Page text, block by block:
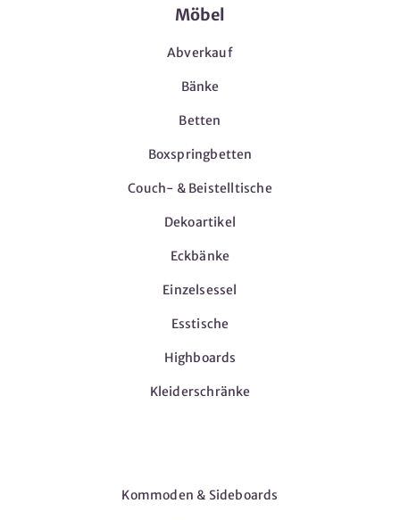
Möbel
Abverkauf
Bänke
Betten
Boxspringbetten
Couch- & Beistelltische
Dekoartikel
Eckbänke
Einzelsessel
Esstische
Highboards
Kleiderschränke
Kommoden & Sideboards